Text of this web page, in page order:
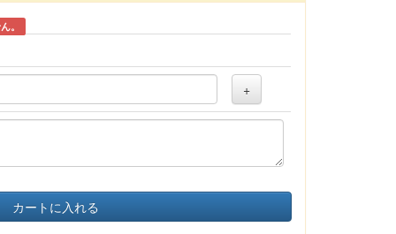
。
+
カートに入れる